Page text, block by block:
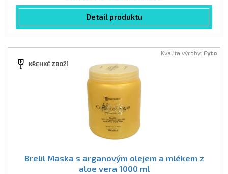
Detail produktu
Kvalita výroby: Fyto
KŘEHKÉ ZBOŽÍ
Brelil Maska s arganovým olejem a mlékem z
aloe vera 1000 ml